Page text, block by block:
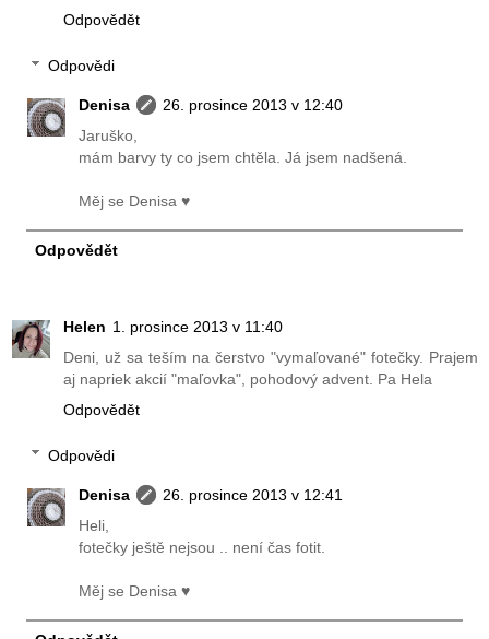
Odpovědět
Odpovědi
Denisa
26. prosince 2013 v 12:40
Jaruško,
mám barvy ty co jsem chtěla. Já jsem nadšená.
Měj se Denisa ♥
Odpovědět
Helen 1. prosince 2013 v 11:40
Deni, už sa teším na čerstvo "vymaľované" fotečky. Prajem
aj napriek akcií "maľovka", pohodový advent. Pa Hela
Odpovědět
Odpovědi
Denisa
26. prosince 2013 v 12:41
Heli,
fotečky ještě nejsou .. není čas fotit.
Měj se Denisa ♥